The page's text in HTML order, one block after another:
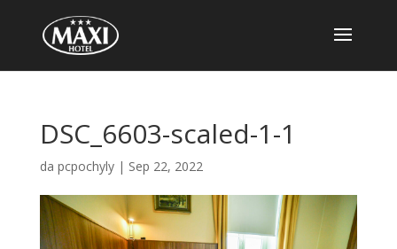
DSC_6603-scaled-1-1
da pcpochyly| Sep 22, 2022